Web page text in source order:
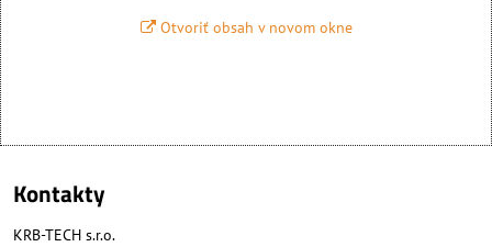
Otvoriť obsah v novom okne
Kontakty
KRB-TECH s.r.o.